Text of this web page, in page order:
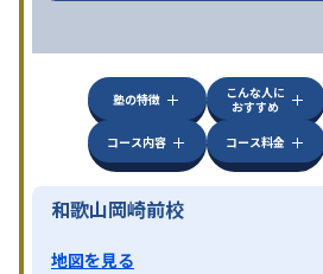
塾の特徴
こんな人に
おすすめ
コース内容
コース料金
和歌山岡崎前校
地図を見る